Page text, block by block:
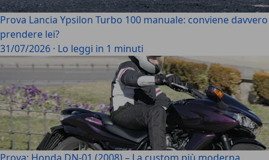
Prova Lancia Ypsilon Turbo 100 manuale: conviene davvero
prendere lei?
31/07/2026 · Lo leggi in 1 minuti